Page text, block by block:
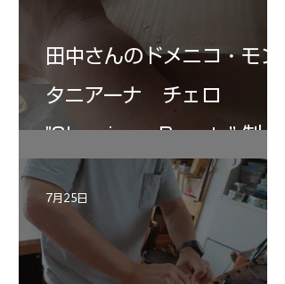
田中さんのドメニコ・モン
タニアーナ チェロ
"Sleeping・Beauty” 制作
記 30
7月25日